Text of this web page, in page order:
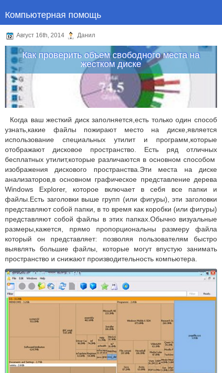
Компьютерная помощь
Август 16th, 2014 Данил
Как проверить объем свободного места на
жестком диске
Когда ваш жесткий диск заполняется,есть только один способ
узнать,какие файлы пожирают место на диске,является
использование специальных утилит и программ,которые
отображают дисковое пространство. Есть ряд отличных
бесплатных утилит,которые различаются в основном способом
изображения дискового пространства.Эти места на диске
анализаторов,в основном графическое представление дерева
Windows Explorer, которое включает в себя все папки и
файлы.Есть заголовки выше групп (или фигуры), эти заголовки
представляют собой папки, в то время как коробки (или фигуры)
представляют собой файлы в этих папках.Обычно визуальные
размеры,кажется, прямо пропорциональны размеру файла
который он представляет: позволяя пользователям быстро
выявлять большие файлы, которые могут впустую занимать
пространство и снижают производительность компьютера.